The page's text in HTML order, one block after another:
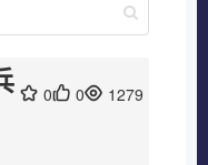
0 0 1279